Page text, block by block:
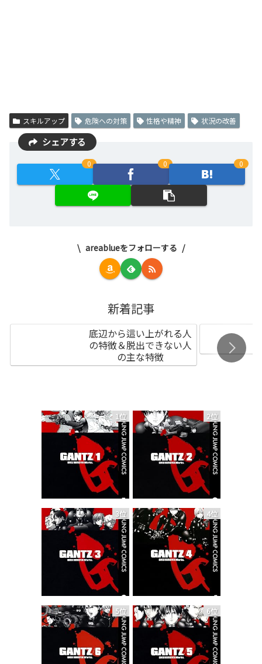
スキルアップ 危険への対策 性格や精神 状況の改善
シェアする
0 0 0
areablueをフォローする
新着記事
底辺から這い上がれる人
の特徴＆脱出できない人
の主な特徴
1位 2位
3位 4位
5位 6位